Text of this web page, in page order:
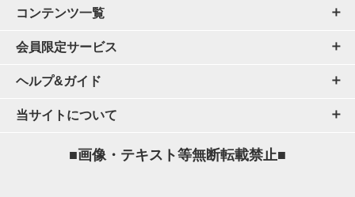
コンテンツ一覧
会員限定サービス
ヘルプ&ガイド
当サイトについて
■画像・テキスト等無断転載禁止■